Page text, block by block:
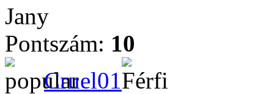
Jany
Pontszám: 10
Cruel01